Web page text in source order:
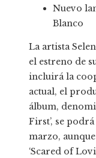
Nuevo
Blanco
La artista
el estreno de
incluirá la
actual, el
álbum,
First’, se
marzo,
‘Scared of